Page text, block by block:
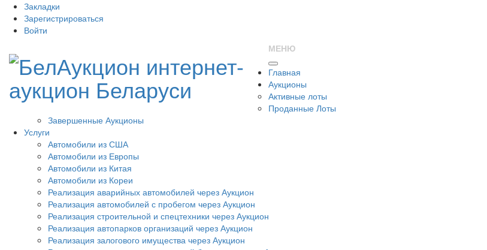
Закладки
Зарегистрироваться
Войти
МЕНЮ
Главная
Аукционы
Активные лоты
Проданные Лоты
Завершенные Аукционы
Услуги
Автомобили из США
Автомобили из Европы
Автомобили из Китая
Автомобили из Кореи
Реализация аварийных автомобилей через Аукцион
Реализация автомобилей с пробегом через Аукцион
Реализация строительной и спецтехники через Аукцион
Реализация автопарков организаций через Аукцион
Реализация залогового имущества через Аукцион